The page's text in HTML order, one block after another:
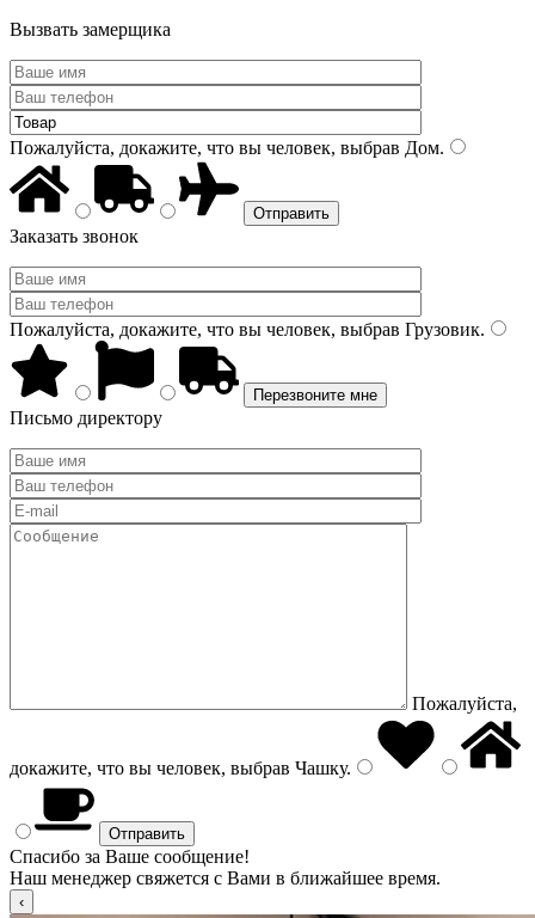
Вызвать замерщика
Пожалуйста, докажите, что вы человек, выбрав Дом.
Заказать звонок
Пожалуйста, докажите, что вы человек, выбрав Грузовик.
Письмо директору
Пожалуйста,
докажите, что вы человек, выбрав Чашку.
Спасибо за Ваше сообщение!
Наш менеджер свяжется с Вами в ближайшее время.